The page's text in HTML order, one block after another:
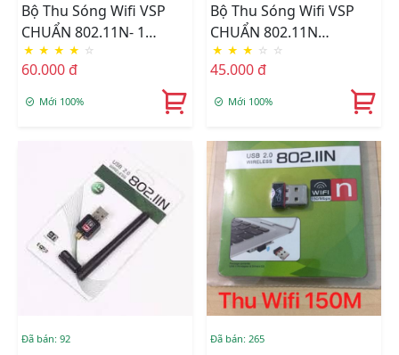
Bộ Thu Sóng Wifi VSP
CHUẨN 802.11N- 1
ANTEN(300Mbps)
★ ★ ★ ★ ☆
60.000 đ
Mới 100%
Bộ Thu Sóng Wifi VSP
CHUẨN 802.11N
300Mbps
★ ★ ★ ☆ ☆
45.000 đ
Mới 100%
Đã bán: 92 Đã bán: 265